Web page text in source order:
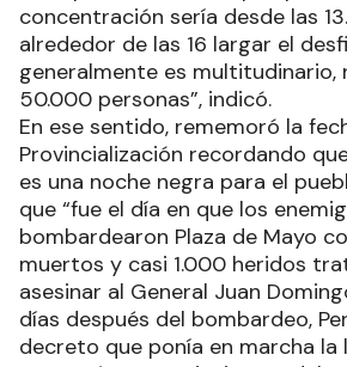
concentración sería desde las
alrededor de las 16 largar el
generalmente es multitudinario,
50.000 personas”, indicó.
En ese sentido, rememoró la
Provincialización recordando
es una noche negra para el
que “fue el día en que los
bombardearon Plaza de Mayo
muertos y casi 1.000 heridos
asesinar al General Juan
días después del bombardeo,
decreto que ponía en marcha la